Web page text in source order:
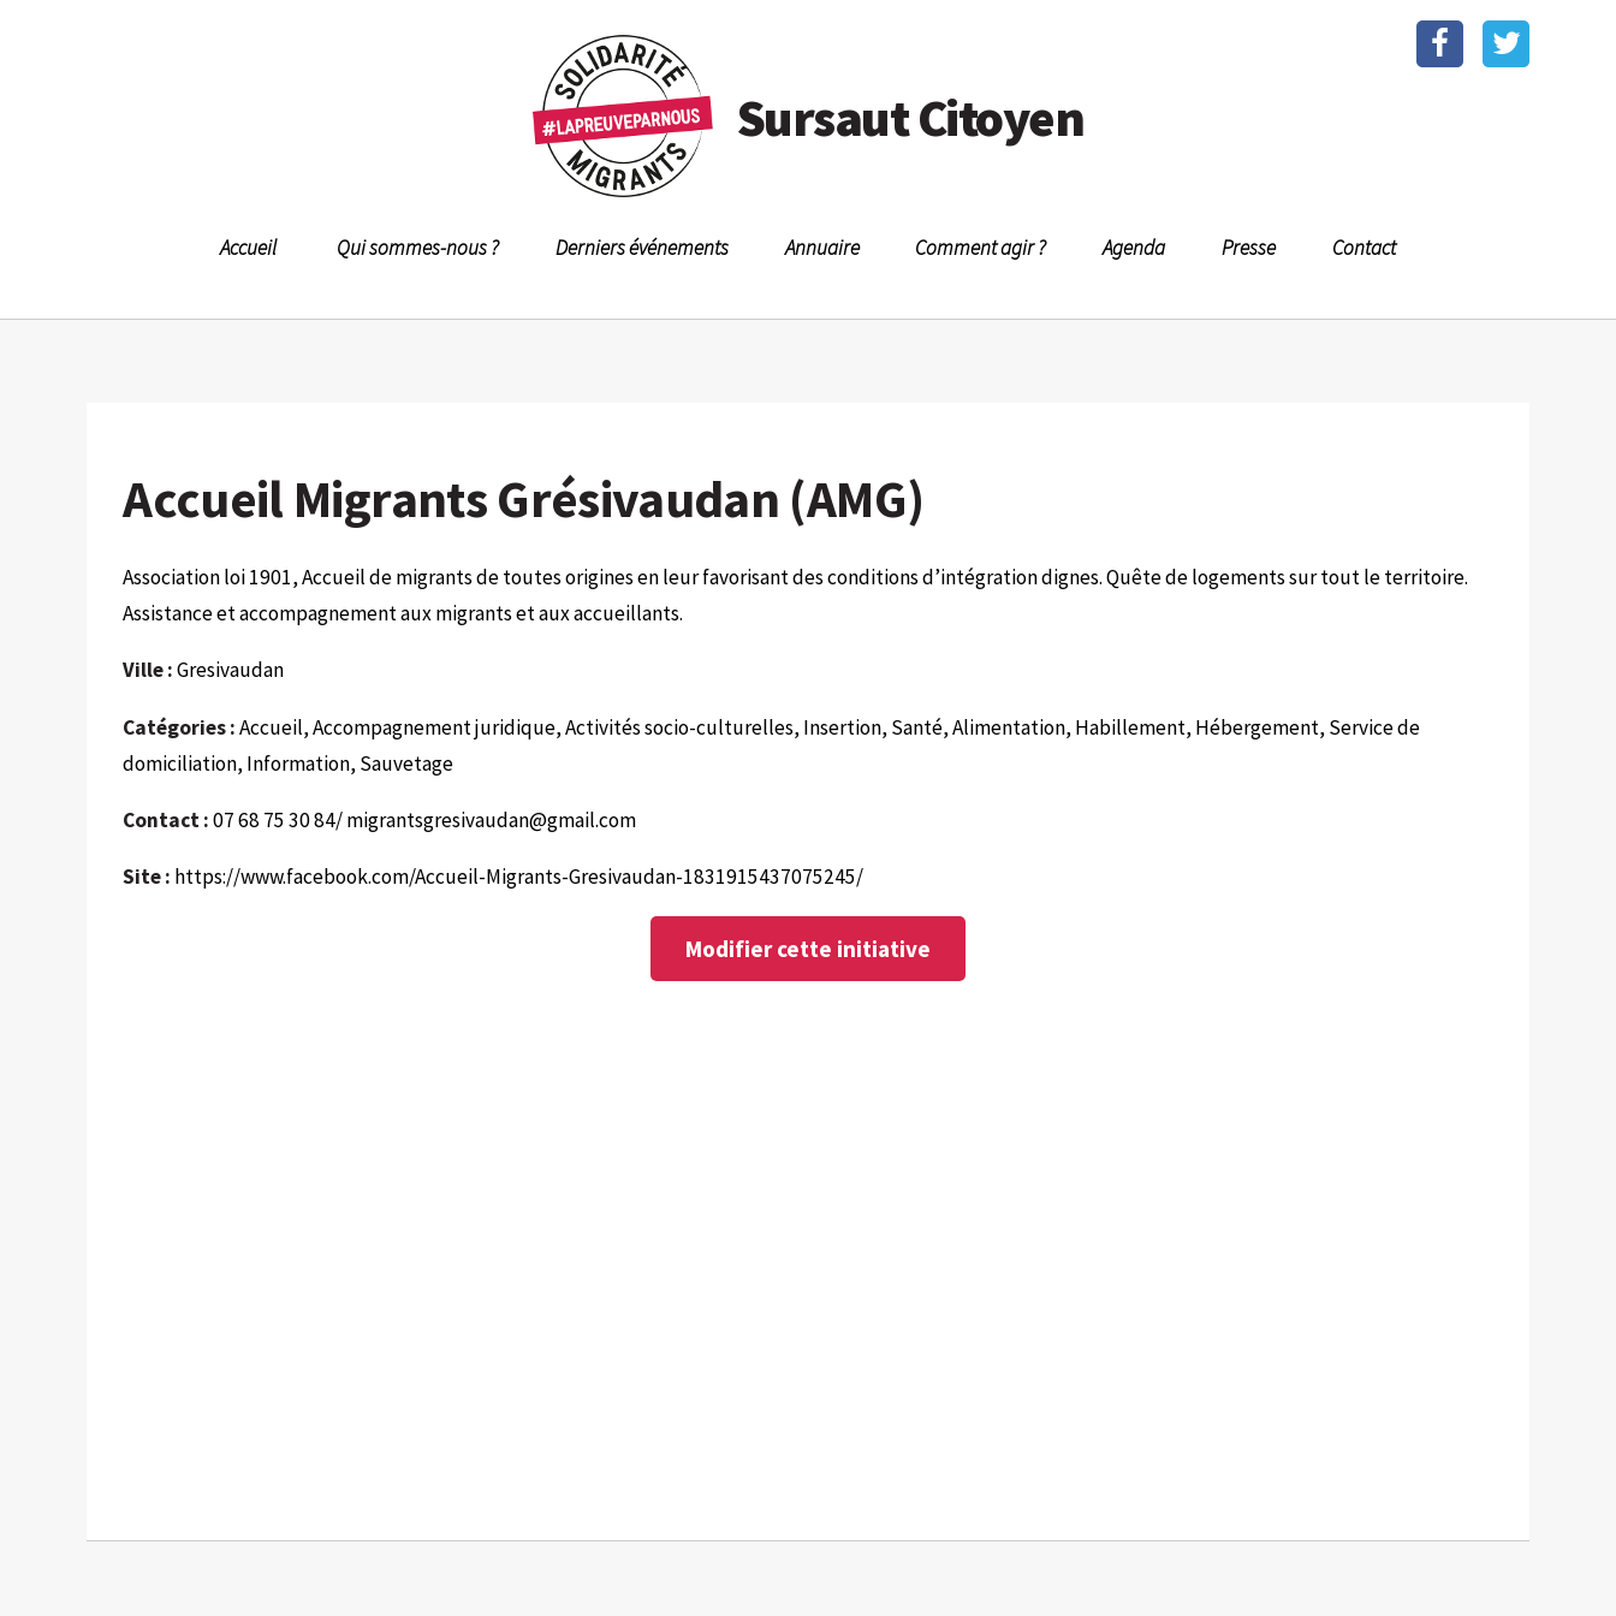
Sursaut Citoyen
Accueil Qui sommes-nous ? Derniers événements Annuaire Comment agir ? Agenda Presse Contact
Accueil Migrants Grésivaudan (AMG)
Association loi 1901, Accueil de migrants de toutes origines en leur favorisant des conditions d’intégration dignes. Quête de logements sur tout le territoire.
Assistance et accompagnement aux migrants et aux accueillants.
Ville :Gresivaudan
Catégories :Accueil, Accompagnement juridique, Activités socio-culturelles, Insertion, Santé, Alimentation, Habillement, Hébergement, Service de
domiciliation, Information, Sauvetage
Contact :07 68 75 30 84/migrantsgresivaudan@gmail.com
Site : https://www.facebook.com/Accueil-Migrants-Gresivaudan-1831915437075245/
Modifier cette initiative